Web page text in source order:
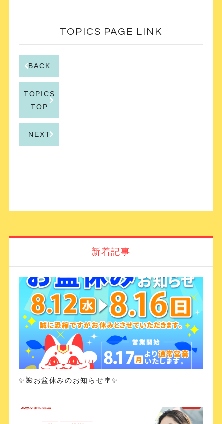
TOPICS PAGE LINK
BACK
TOPICS
TOP
NEXT
新着記事
✨🌺お盆休みのお知らせ🎐✨